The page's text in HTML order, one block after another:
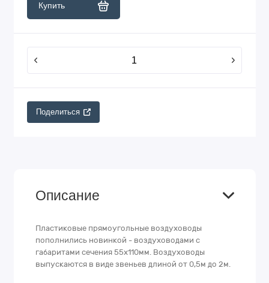
Купить
Поделиться
Описание
Пластиковые прямоугольные воздуховоды
пополнились новинкой - воздуховодами с
габаритами сечения 55х110мм. Воздуховоды
выпускаются в виде звеньев длиной от 0,5м до 2м.